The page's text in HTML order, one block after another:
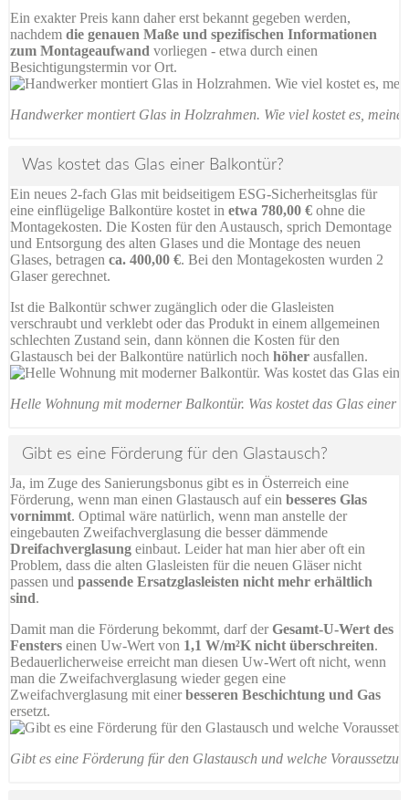
Ein exakter Preis kann daher erst bekannt gegeben werden,
nachdem die genauen Maße und spezifischen Informationen
zum Montageaufwand vorliegen - etwa durch einen
Besichtigungstermin vor Ort.
Handwerker montiert Glas in Holzrahmen. Wie viel kostet es,
Was kostet das Glas einer Balkontür?
Ein neues 2-fach Glas mit beidseitigem ESG-Sicherheitsglas für
eine einflügelige Balkontüre kostet in etwa 780,00 € ohne die
Montagekosten. Die Kosten für den Austausch, sprich Demontage
und Entsorgung des alten Glases und die Montage des neuen
Glases, betragen ca. 400,00 €. Bei den Montagekosten wurden 2
Glaser gerechnet.
Ist die Balkontür schwer zugänglich oder die Glasleisten
verschraubt und verklebt oder das Produkt in einem allgemeinen
schlechten Zustand sein, dann können die Kosten für den
Glastausch bei der Balkontüre natürlich noch höher ausfallen.
Helle Wohnung mit moderner Balkontür. Was kostet das Glas
Gibt es eine Förderung für den Glastausch?
Ja, im Zuge des Sanierungsbonus gibt es in Österreich eine
Förderung, wenn man einen Glastausch auf ein besseres Glas
vornimmt. Optimal wäre natürlich, wenn man anstelle der
eingebauten Zweifachverglasung die besser dämmende
Dreifachverglasung einbaut. Leider hat man hier aber oft ein
Problem, dass die alten Glasleisten für die neuen Gläser nicht
passen und passende Ersatzglasleisten nicht mehr erhältlich
sind.
Damit man die Förderung bekommt, darf derGesamt-U-Wert des
Fensters einen Uw-Wert von 1,1 W/m²K nicht überschreiten.
Bedauerlicherweise erreicht man diesen Uw-Wert oft nicht, wenn
man die Zweifachverglasung wieder gegen eine
Zweifachverglasung mit einerbesseren Beschichtung und Gas
ersetzt.
Gibt es eine Förderung für den Glastausch und welche